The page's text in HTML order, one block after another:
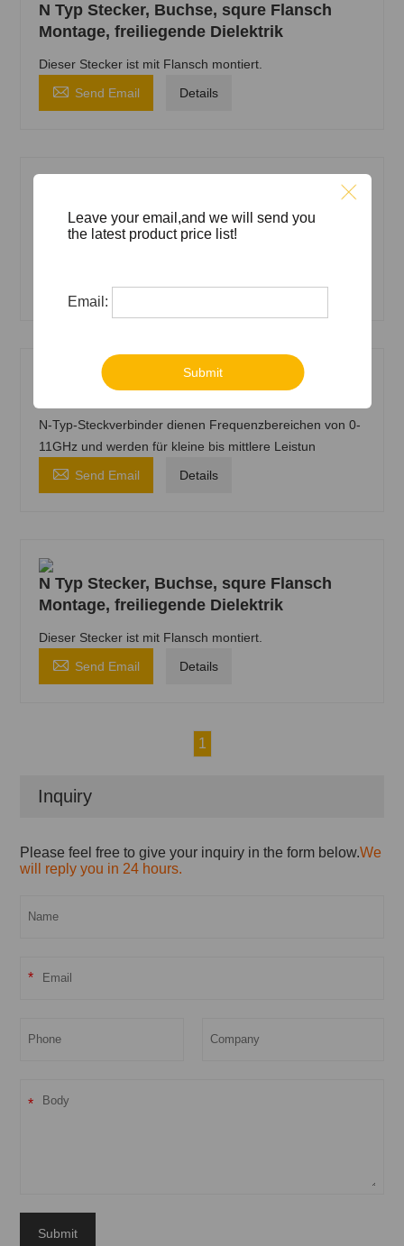
N Typ Stecker, Buchse, squre Flansch
Montage, freiliegende Dielektrik
Dieser Stecker ist mit Flansch montiert.
 Send Email Details
Strahlungskabel
Send Email Details
Steckverbinder vom Typ N
N-Typ-Steckverbinder dienen Frequenzbereichen von 0-
11GHz und werden für kleine bis mittlere Leistun
 Send Email Details
N Typ Stecker, Buchse, squre Flansch
Montage, freiliegende Dielektrik
Dieser Stecker ist mit Flansch montiert.
 Send Email Details
1
Inquiry
Please feel free to give your inquiry in the form below.We
will reply you in 24 hours.
*
*
Submit
Leave your email,and we will send you
the latest product price list!
Email:
Submit